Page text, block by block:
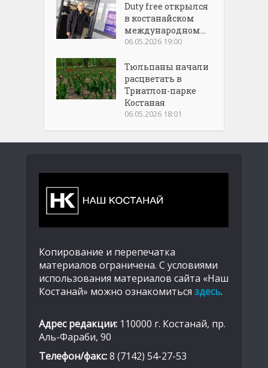
Duty free открылся
в костанайском
международном...
06.05.2026 19:00
Тюльпаны начали
расцветать в
Триатлон-парке
Костаная
06.05.2026 18:01
Копирование и перепечатка
материалов ограничена. С условиями
использования материалов сайта «Наш
Костанай» можно ознакомиться здесь.
Адрес редакции: 110000 г. Костанай, пр.
Аль-Фараби, 90
Телефон/факс:8 (7142) 54-27-53